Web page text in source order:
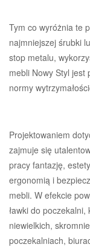
Tym co wyróżnia te
najmniejszej śrubki
stop metalu,
mebli Nowy Styl jest
normy
Projektowaniem
zajmuje się
pracy fantazję,
ergonomią i
mebli. W efekcie
ławki do
niewielkich,
poczekalniach,